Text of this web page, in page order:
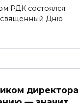
РДК состоялся
Дню
директора